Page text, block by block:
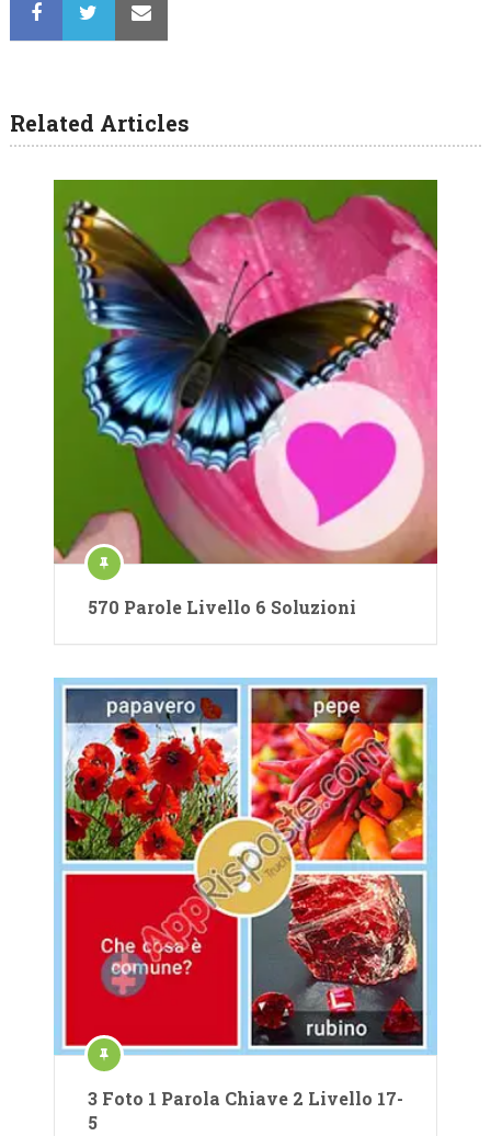
Related Articles
570 Parole Livello 6 Soluzioni
3 Foto 1 Parola Chiave 2 Livello 17-
5